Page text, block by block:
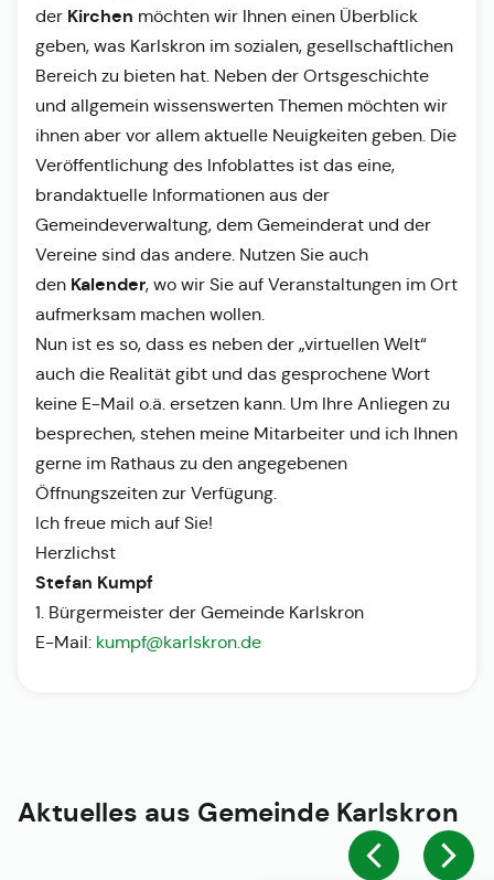
der Kirchen möchten wir Ihnen einen Überblick
geben, was Karlskron im sozialen, gesellschaftlichen
Bereich zu bieten hat. Neben der Ortsgeschichte
und allgemein wissenswerten Themen möchten wir
ihnen aber vor allem aktuelle Neuigkeiten geben. Die
Veröffentlichung des Infoblattes ist das eine,
brandaktuelle Informationen aus der
Gemeindeverwaltung, dem Gemeinderat und der
Vereine sind das andere. Nutzen Sie auch
den Kalender, wo wir Sie auf Veranstaltungen im Ort
aufmerksam machen wollen.
Nun ist es so, dass es neben der „virtuellen Welt“
auch die Realität gibt und das gesprochene Wort
keine E-Mail o.ä. ersetzen kann. Um Ihre Anliegen zu
besprechen, stehen meine Mitarbeiter und ich Ihnen
gerne im Rathaus zu den angegebenen
Öffnungszeiten zur Verfügung.
Ich freue mich auf Sie!
Herzlichst
Stefan Kumpf
1. Bürgermeister der Gemeinde Karlskron
E-Mail: kumpf@karlskron.de
Aktuelles aus Gemeinde Karlskron